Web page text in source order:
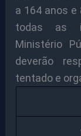
a 164 anos
todas as
Ministério
deverão
tentado e